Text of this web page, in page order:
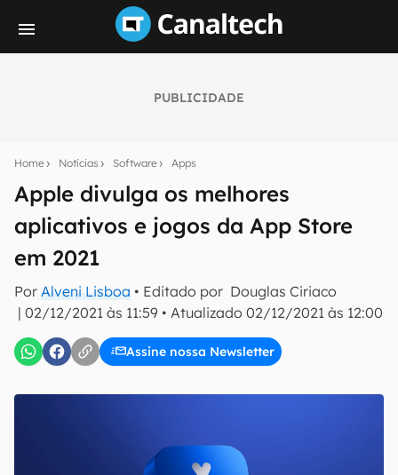
PUBLICIDADE
Home Notícias Software Apps
Apple divulga os melhores
aplicativos e jogos da App Store
em 2021
Por Alveni Lisboa • Editado por Douglas Ciriaco
| 02/12/2021 às 11:59 • Atualizado 02/12/2021 às 12:00
Assine nossa Newsletter
notícias e reviews sobre tecnologia em primeira
mão.
E-mail
inscreva-se
Confirmo que li, aceito e concordo com os Termos de
Uso e Política de Privacidade do Canaltech.